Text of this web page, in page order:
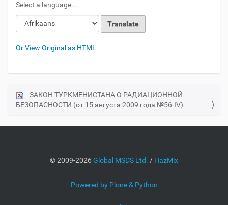
Select a language...
Or View Original as HTML
N
a
o
ЗАКОН ТУРКМЕНИСТАНА О РАДИАЦИОННОЙ
БЕЗОПАСНОСТИ (от 15 августа 2009 года №56-IV)
©2009-2026Global MSDS Ltd. / HazMix
Powered by Plone & Python